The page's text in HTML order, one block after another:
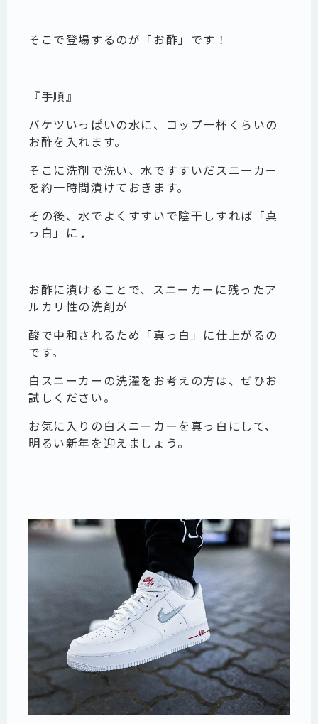
そこで登場するのが「お酢」です！
『手順』
バケツいっぱいの水に、コップ一杯くらいの
お酢を入れます。
そこに洗剤で洗い、水ですすいだスニーカー
を約一時間漬けておきます。
その後、水でよくすすいで陰干しすれば「真
っ白」に♩
お酢に漬けることで、スニーカーに残ったア
ルカリ性の洗剤が
酸で中和されるため「真っ白」に仕上がるの
です。
白スニーカーの洗濯をお考えの方は、ぜひお
試しください。
お気に入りの白スニーカーを真っ白にして、
明るい新年を迎えましょう。